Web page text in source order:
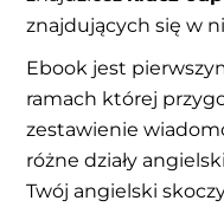
znajdujących się w
Ebook jest
ramach której
zestawienie
różne działy
Twój angielski